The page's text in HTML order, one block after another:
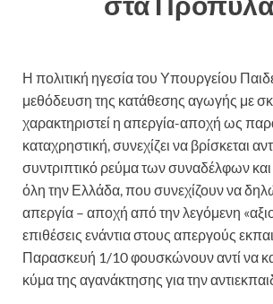
Η πολιτική ηγεσία του Υπουργείου
μεθόδευση της κατάθεσης αγωγής με
χαρακτηριστεί η απεργία-αποχή ως
καταχρηστική, συνεχίζει να βρίσκεται
συντριπτικό ρεύμα των συναδέλφων
όλη την Ελλάδα, που συνεχίζουν να
απεργία – αποχή από την λεγόμενη
επιθέσεις ενάντια στους απεργούς
Παρασκευή 1/10 φουσκώνουν αντί να
κύμα της αγανάκτησης για την